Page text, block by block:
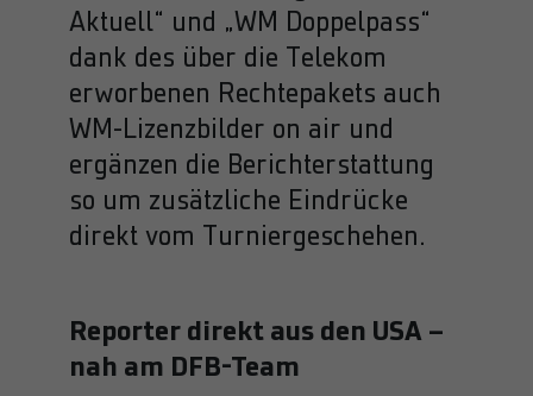
Aktuell“ und „WM Doppelpass“
dank des über die Telekom
erworbenen Rechtepakets auch
WM-Lizenzbilder on air und
ergänzen die Berichterstattung
so um zusätzliche Eindrücke
direkt vom Turniergeschehen.
Reporter direkt aus den USA –
nah am DFB-Team